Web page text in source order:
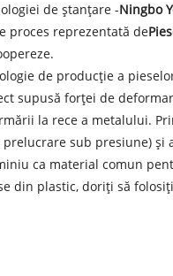
de ștanțare -Ningbo
proces reprezentată de
de producție a
supusă forței de
la rece a metalului.
sub presiune)
ca material comun
din plastic, doriți să